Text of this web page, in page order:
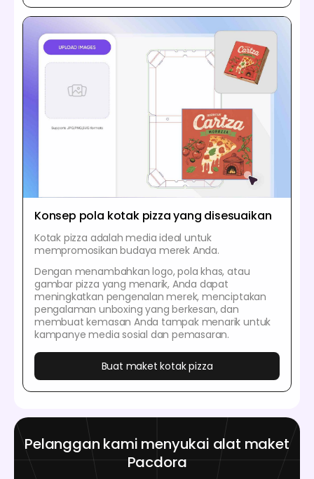
Konsep pola kotak pizza yang disesuaikan
Kotak pizza adalah media ideal untuk
mempromosikan budaya merek Anda.
Dengan menambahkan logo, pola khas, atau
gambar pizza yang menarik, Anda dapat
meningkatkan pengenalan merek, menciptakan
pengalaman unboxing yang berkesan, dan
membuat kemasan Anda tampak menarik untuk
kampanye media sosial dan pemasaran.
Buat maket kotak pizza
Pelanggan kami menyukai alat maket
Pacdora